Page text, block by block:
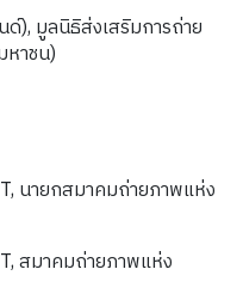
), มูลนิธิส่งเสริมการถ่าย
หาชน)
นายกสมาคมถ่ายภาพแห่ง
สมาคมถ่ายภาพแห่ง